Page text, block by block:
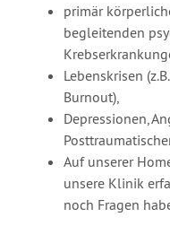
primär
begleitenden
Lebenskrisen
Burnout),
Depressionen,
Auf unserer
unsere Klinik
noch Fragen